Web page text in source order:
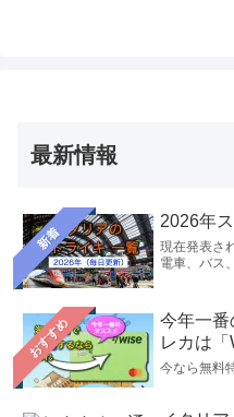
最新情報
新着
2026年
現在発表さ
電車、バス
おすすめ
今年一番
レカは「
今なら無料